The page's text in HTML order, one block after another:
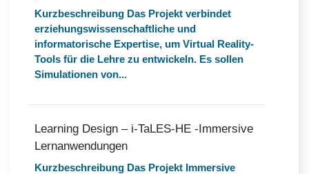
Kurzbeschreibung Das Projekt verbindet
erziehungswissenschaftliche und
informatorische Expertise, um Virtual Reality-
Tools für die Lehre zu entwickeln. Es sollen
Simulationen von...
Learning Design – i-TaLES-HE -Immersive
Lernanwendungen
Kurzbeschreibung Das Projekt Immersive